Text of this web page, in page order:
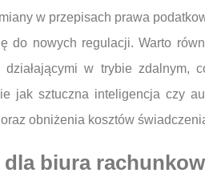
w przepisach prawa
do nowych regulacji. Warto
w trybie zdalnym,
jak sztuczna inteligencja czy
obniżenia kosztów
biura